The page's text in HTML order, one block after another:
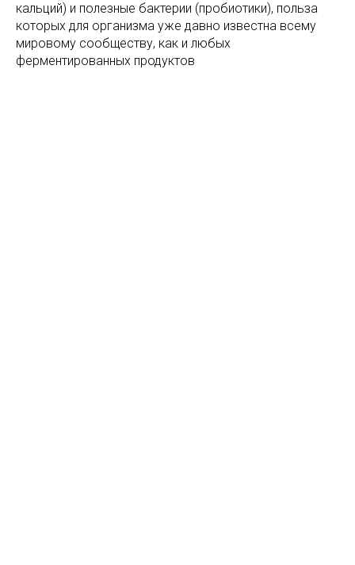
кальций) и полезные бактерии (пробиотики), польза
которых для организма уже давно известна всему
мировому сообществу, как и любых
ферментированных продуктов